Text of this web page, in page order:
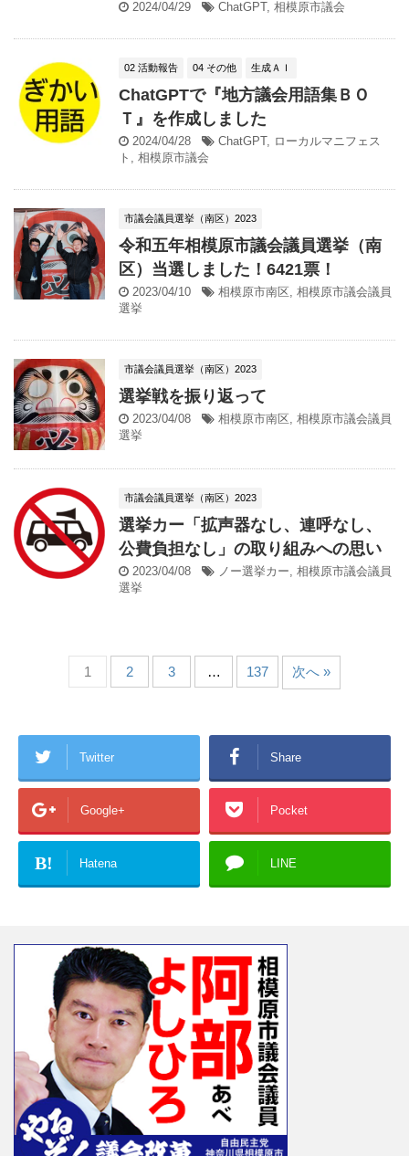
2024/04/29 ChatGPT, 相模原市議会
02 活動報告 04 その他 生成ＡＩ
ChatGPTで『地方議会用語集ＢＯ
Ｔ』を作成しました
2024/04/28 ChatGPT, ローカルマニフェス
ト , 相模原市議会
市議会議員選挙（南区）2023
令和五年相模原市議会議員選挙（南
区）当選しました！6421票！
2023/04/10 相模原市南区, 相模原市議会議員
選挙
市議会議員選挙（南区）2023
選挙戦を振り返って
2023/04/08 相模原市南区, 相模原市議会議員
選挙
市議会議員選挙（南区）2023
選挙カー「拡声器なし、連呼なし、
公費負担なし」の取り組みへの思い
2023/04/08 ノー選挙カー, 相模原市議会議員
選挙
1 2 3 … 137 次へ »
Twitter Share
Google+ Pocket
B! Hatena LINE